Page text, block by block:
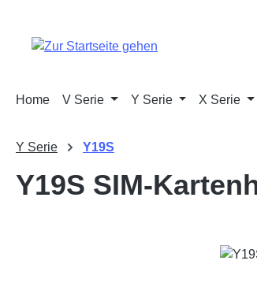
Home V Serie Y Serie X Serie
Y Serie Y19S
Y19S SIM-